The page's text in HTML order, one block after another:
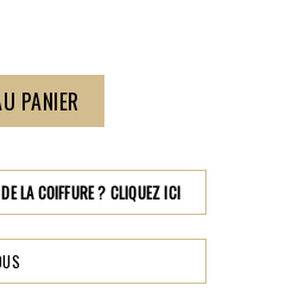
PANIER
LA COIFFURE ? CLIQUEZ ICI